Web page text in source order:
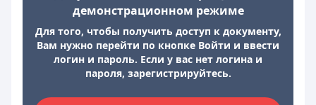
демонстрационном режиме
Для того, чтобы получить доступ к документу,
Вам нужно перейти по кнопке Войти и ввести
логин и пароль. Если у вас нет логина и
пароля, зарегистрируйтесь.